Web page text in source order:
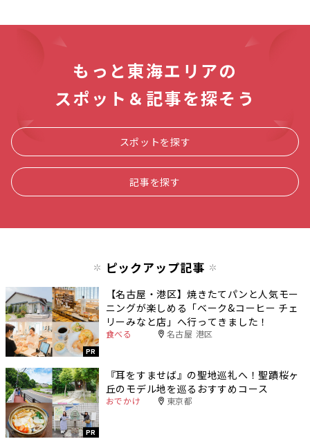
もっと東海エリアの
スポット＆記事を探そう
スポットを探す
記事を探す
ピックアップ記事
PR
【名古屋・港区】焼きたてパンと人気モー
ニングが楽しめる「ベーク&コーヒー チェ
リーみなと店」へ行ってきました！
食べる 名古屋 港区
PR
『耳をすませば』の聖地巡礼へ！聖蹟桜ヶ
丘のモデル地を巡るおすすめコース
おでかけ 東京都